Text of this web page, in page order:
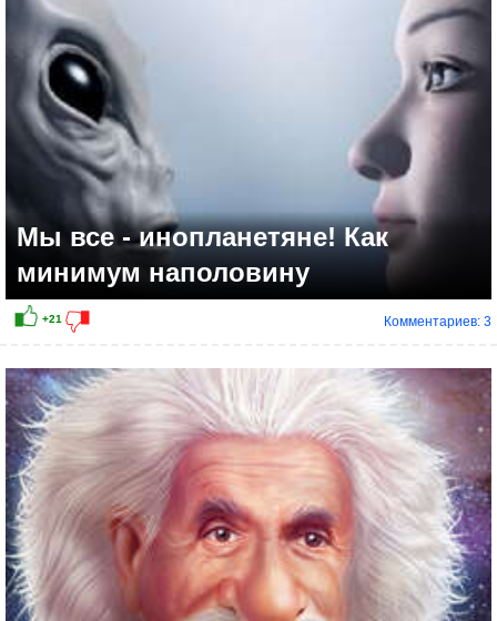
Мы все - инопланетяне! Как
минимум наполовину
Комментариев: 3